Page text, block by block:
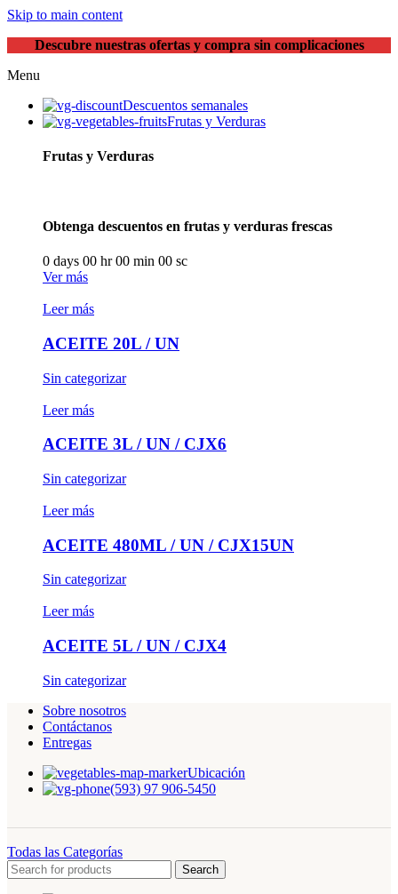
Skip to main content
Descubre nuestras ofertas y compra sin complicaciones
Menu
Descuentos semanales
Frutas y Verduras
Frutas y Verduras
Obtenga descuentos en frutas y verduras frescas
0 days 00 hr00 min 00 sc
Ver más
Leer más
ACEITE 20L / UN
Sin categorizar
Leer más
ACEITE 3L / UN / CJX6
Sin categorizar
Leer más
ACEITE 480ML / UN / CJX15UN
Sin categorizar
Leer más
ACEITE 5L / UN / CJX4
Sin categorizar
Sobre nosotros
Contáctanos
Entregas
Ubicación
(593) 97 906-5450
Todas las Categorías
Search